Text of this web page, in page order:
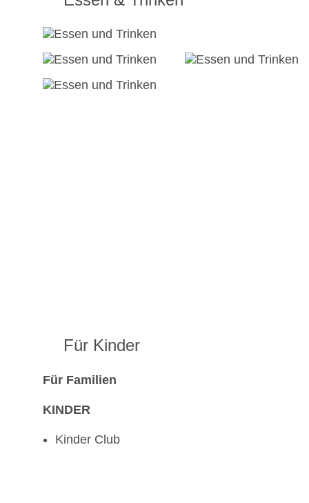
Für Kinder
Für Familien
KINDER
Kinder Club